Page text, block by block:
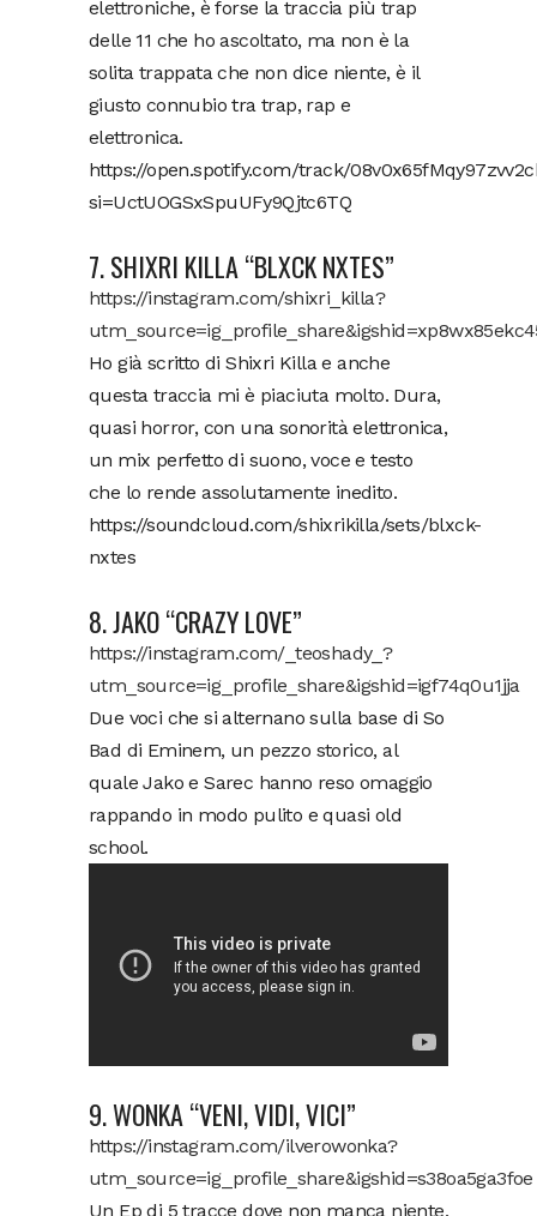
elettroniche, è forse la traccia più trap
delle 11 che ho ascoltato, ma non è la
solita trappata che non dice niente, è il
giusto connubio tra trap, rap e
elettronica.
https://open.spotify.com/track/
si=UctUOGSxSpuUFy9Qjtc6TQ
7. SHIXRI KILLA “BLXCK NXTES”
https://instagram.com/shixri_killa?
Ho già scritto di Shixri Killa e anche
questa traccia mi è piaciuta molto. Dura,
quasi horror, con una sonorità elettronica,
un mix perfetto di suono, voce e testo
che lo rende assolutamente inedito.
https://soundcloud.com/shixrikilla/sets/blxck-
nxtes
8. JAKO “CRAZY LOVE”
https://instagram.com/_teoshady_?
utm_source=ig_profile_share&igshid=igf74q0u1jja
Due voci che si alternano sulla base di So
Bad di Eminem, un pezzo storico, al
quale Jako e Sarec hanno reso omaggio
rappando in modo pulito e quasi old
school.
9. WONKA “VENI, VIDI, VICI”
https://instagram.com/ilverowonka?
utm_source=ig_profile_share&igshid=s38oa5ga3foe
Un Ep di 5 tracce dove non manca niente,